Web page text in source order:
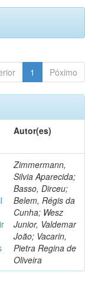
1 Póximo
Autor(es)
Zimmermann,
Silvia Aparecida;
Basso, Dirceu;
Belem, Régis da
Cunha; Wesz
Junior, Valdemar
João; Vacarin,
Pietra Regina de
Oliveira